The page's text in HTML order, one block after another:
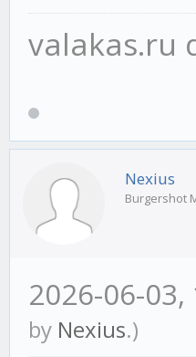
valakas.ru
Nexius
Burgershot
2026-06-03,
by Nexius.)